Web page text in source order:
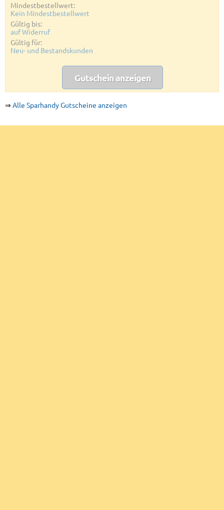
Mindestbestellwert:
Kein Mindestbestellwert
Gültig bis:
auf Widerruf
Gültig für:
Neu- und Bestandskunden
Gutschein anzeigen
⇒ Alle Sparhandy Gutscheine anzeigen